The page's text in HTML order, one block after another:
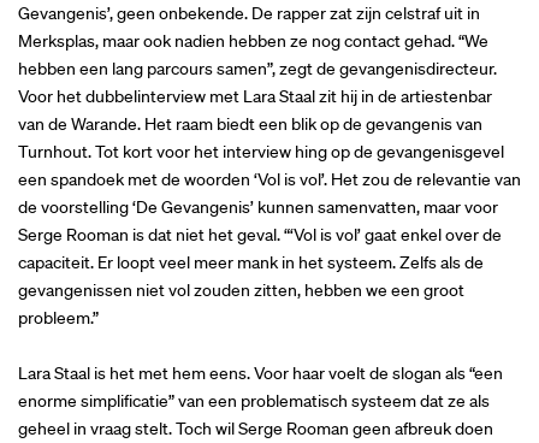
Gevangenis’, geen onbekende. De rapper zat zijn celstraf uit in
Merksplas, maar ook nadien hebben ze nog contact gehad. “We
hebben een lang parcours samen”, zegt de gevangenisdirecteur.
Voor het dubbelinterview met Lara Staal zit hij in de artiestenbar
van de Warande. Het raam biedt een blik op de gevangenis van
Turnhout. Tot kort voor het interview hing op de gevangenisgevel
een spandoek met de woorden ‘Vol is vol’. Het zou de relevantie van
de voorstelling ‘De Gevangenis’ kunnen samenvatten, maar voor
Serge Rooman is dat niet het geval. “‘Vol is vol’ gaat enkel over de
capaciteit. Er loopt veel meer mank in het systeem. Zelfs als de
gevangenissen niet vol zouden zitten, hebben we een groot
probleem.”
Lara Staal is het met hem eens. Voor haar voelt de slogan als “een
enorme simplificatie” van een problematisch systeem dat ze als
geheel in vraag stelt. Toch wil Serge Rooman geen afbreuk doen